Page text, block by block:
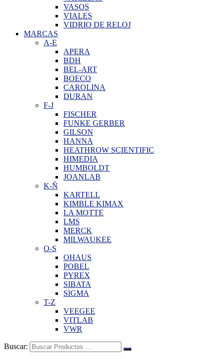
VASOS
VIALES
VIDRIO DE RELOJ
MARCAS
A-E
APERA
BDH
BEL-ART
BOECO
CAROLINA
DURAN
F-J
FISCHER
FUNKE GERBER
GILSON
HANNA
HEATHROW SCIENTIFIC
HIMEDIA
HUMBOLDT
JOANLAB
K-Ñ
KARTELL
KIMBLE KIMAX
LA MOTTE
LMS
MERCK
MILWAUKEE
O-S
OHAUS
POBEL
PYREX
SIBATA
SIGMA
T-Z
VEEGEE
VITLAB
VWR
Buscar: